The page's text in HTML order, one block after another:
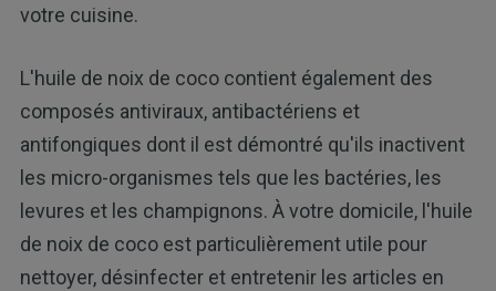
votre cuisine.
L'huile de noix de coco contient également des
composés antiviraux, antibactériens et
antifongiques dont il est démontré qu'ils inactivent
les micro-organismes tels que les bactéries, les
levures et les champignons. À votre domicile, l'huile
de noix de coco est particulièrement utile pour
nettoyer, désinfecter et entretenir les articles en